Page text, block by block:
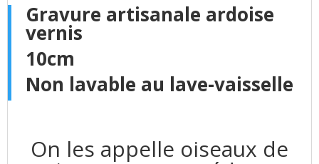
Gravure artisanale ardoise
vernis
10cm
Non lavable au lave-vaisselle
On les appelle oiseaux de